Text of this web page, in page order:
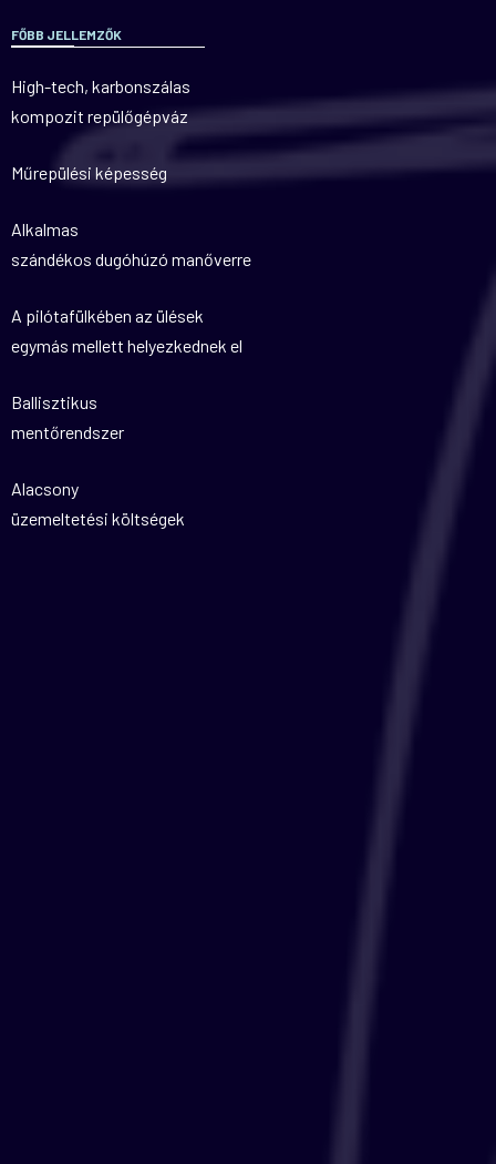
FŐBB JELLEMZŐK
High-tech, karbonszálas
kompozit repülőgépváz
Műrepülési képesség
Alkalmas
szándékos dugóhúzó manőverre
A pilótafülkében az ülések
egymás mellett helyezkednek el
Ballisztikus
mentőrendszer
Alacsony
üzemeltetési költségek